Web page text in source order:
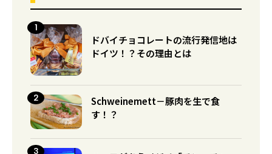
ドバイチョコレートの流行発信地は
ドイツ！？その理由とは
Schweinemett－豚肉を生で食
す！？